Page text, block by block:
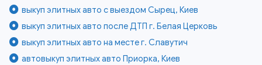
выкуп элитных авто с выездом Сырец, Киев
выкуп элитных авто после ДТП г. Белая Церковь
выкуп элитных авто на месте г. Славутич
автовыкуп элитных авто Приорка, Киев